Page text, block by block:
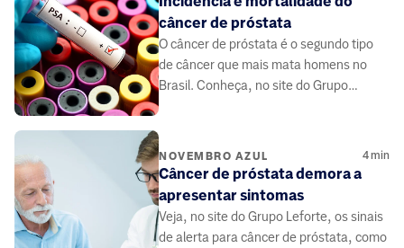
câncer de próstata
O câncer de próstata é o segundo tipo
de câncer que mais mata homens no
Brasil. Conheça, no site do Grupo
NOVEMBRO AZUL 4min
Câncer de próstata demora a
apresentar sintomas
Veja, no site do Grupo Leforte, os sinais
de alerta para câncer de próstata, como